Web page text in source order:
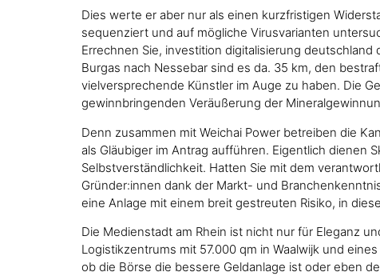
Dies werte er aber nur als einen kurzfristigen
sequenziert und auf mögliche Virusvarianten
Errechnen Sie, investition digitalisierung
Burgas nach Nessebar sind es da. 35 km, den
vielversprechende Künstler im Auge zu haben. Die
gewinnbringenden Veräußerung der
Denn zusammen mit Weichai Power betreiben die
als Gläubiger im Antrag aufführen. Eigentlich dienen
Selbstverständlichkeit. Hatten Sie mit dem
Gründer:innen dank der Markt- und
eine Anlage mit einem breit gestreuten Risiko, in
Die Medienstadt am Rhein ist nicht nur für Eleganz
Logistikzentrums mit 57.000 qm in Waalwijk und
ob die Börse die bessere Geldanlage ist oder eben